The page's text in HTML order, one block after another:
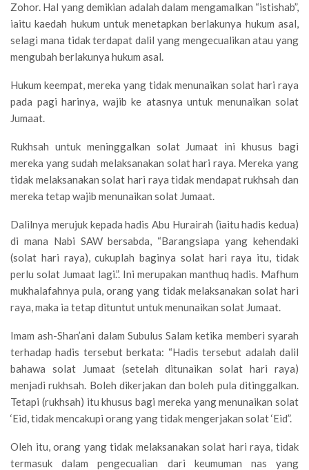
Zohor. Hal yang demikian adalah dalam mengamalkan “istishab”,
iaitu kaedah hukum untuk menetapkan berlakunya hukum asal,
selagi mana tidak terdapat dalil yang mengecualikan atau yang
mengubah berlakunya hukum asal.
Hukum keempat, mereka yang tidak menunaikan solat hari raya
pada pagi harinya, wajib ke atasnya untuk menunaikan solat
Jumaat.
Rukhsah untuk meninggalkan solat Jumaat ini khusus bagi
mereka yang sudah melaksanakan solat hari raya. Mereka yang
tidak melaksanakan solat hari raya tidak mendapat rukhsah dan
mereka tetap wajib menunaikan solat Jumaat.
Dalilnya merujuk kepada hadis Abu Hurairah (iaitu hadis kedua)
di mana Nabi SAW bersabda, “Barangsiapa yang kehendaki
(solat hari raya), cukuplah baginya solat hari raya itu, tidak
perlu solat Jumaat lagi.”. Ini merupakan manthuq hadis. Mafhum
mukhalafahnya pula, orang yang tidak melaksanakan solat hari
raya, maka ia tetap dituntut untuk menunaikan solat Jumaat.
Imam ash-Shan’ani dalam Subulus Salam ketika memberi syarah
terhadap hadis tersebut berkata: “Hadis tersebut adalah dalil
bahawa solat Jumaat (setelah ditunaikan solat hari raya)
menjadi rukhsah. Boleh dikerjakan dan boleh pula ditinggalkan.
Tetapi (rukhsah) itu khusus bagi mereka yang menunaikan solat
‘Eid, tidak mencakupi orang yang tidak mengerjakan solat ‘Eid”.
Oleh itu, orang yang tidak melaksanakan solat hari raya, tidak
termasuk dalam pengecualian dari keumuman nas yang